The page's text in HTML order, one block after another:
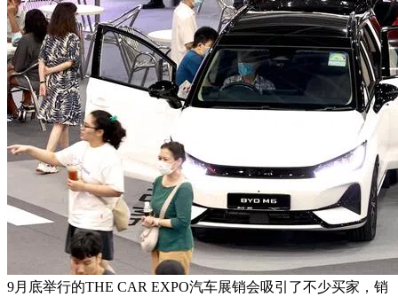
9月底举行的THE CAR EXPO汽车展销会吸引了不少买家，销